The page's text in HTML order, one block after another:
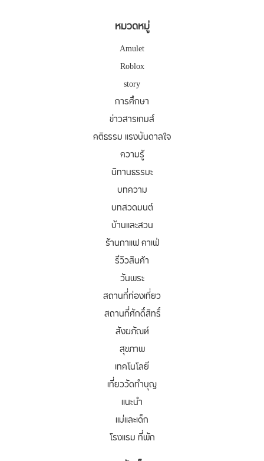
หมวดหมู่
Amulet
Roblox
story
การศึกษา
ข่าวสารเกมส์
คติธรรม แรงบันดาลใจ
ความรู้
นิทานธรรมะ
บทความ
บทสวดมนต์
บ้านและสวน
ร้านกาแฟ คาเฟ่
รีวิวสินค้า
วันพระ
สถานที่ท่องเที่ยว
สถานที่ศักดิ์สิทธิ์
สังฆภัณฑ์
สุขภาพ
เทคโนโลยี
เที่ยววัดทำบุญ
แนะนำ
แม่และเด็ก
โรงแรม ที่พัก